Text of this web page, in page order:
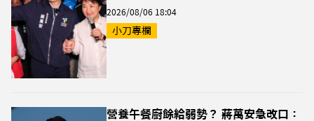
2026/08/06 18:04
小刀專欄
營養午餐廚餘給弱勢？ 蔣萬安急改口：